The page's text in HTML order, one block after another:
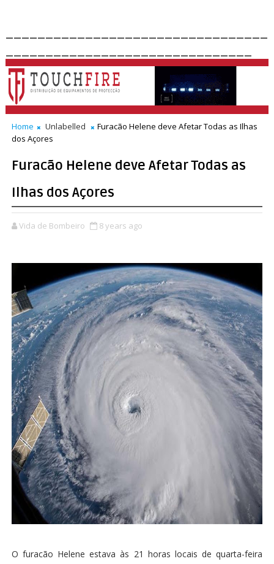
Home Unlabelled
Furacão Helene deve Afetar Todas as Ilhas
dos Açores
Furacão Helene deve Afetar Todas as
Ilhas dos Açores
Vida de Bombeiro 8 years ago
O furacão Helene estava às 21 horas locais de quarta-feira